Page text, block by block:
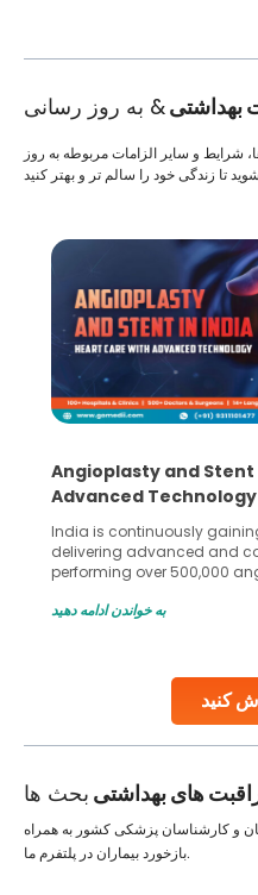
بهداشتی& به روز رسانی
کنید
شرایط و سایر الزامات مربوطه به روز
Angioplasty and
Advanced Technology
India is continuously
delivering advanced and
performing over 500,000
globe are searching for
Studies, such as one
به خواندن ادامه دهید
های بهداشتی بحث ها
و کارشناسان پزشکی کشور به همراه
بازخورد بیماران در پلتفرم ما.